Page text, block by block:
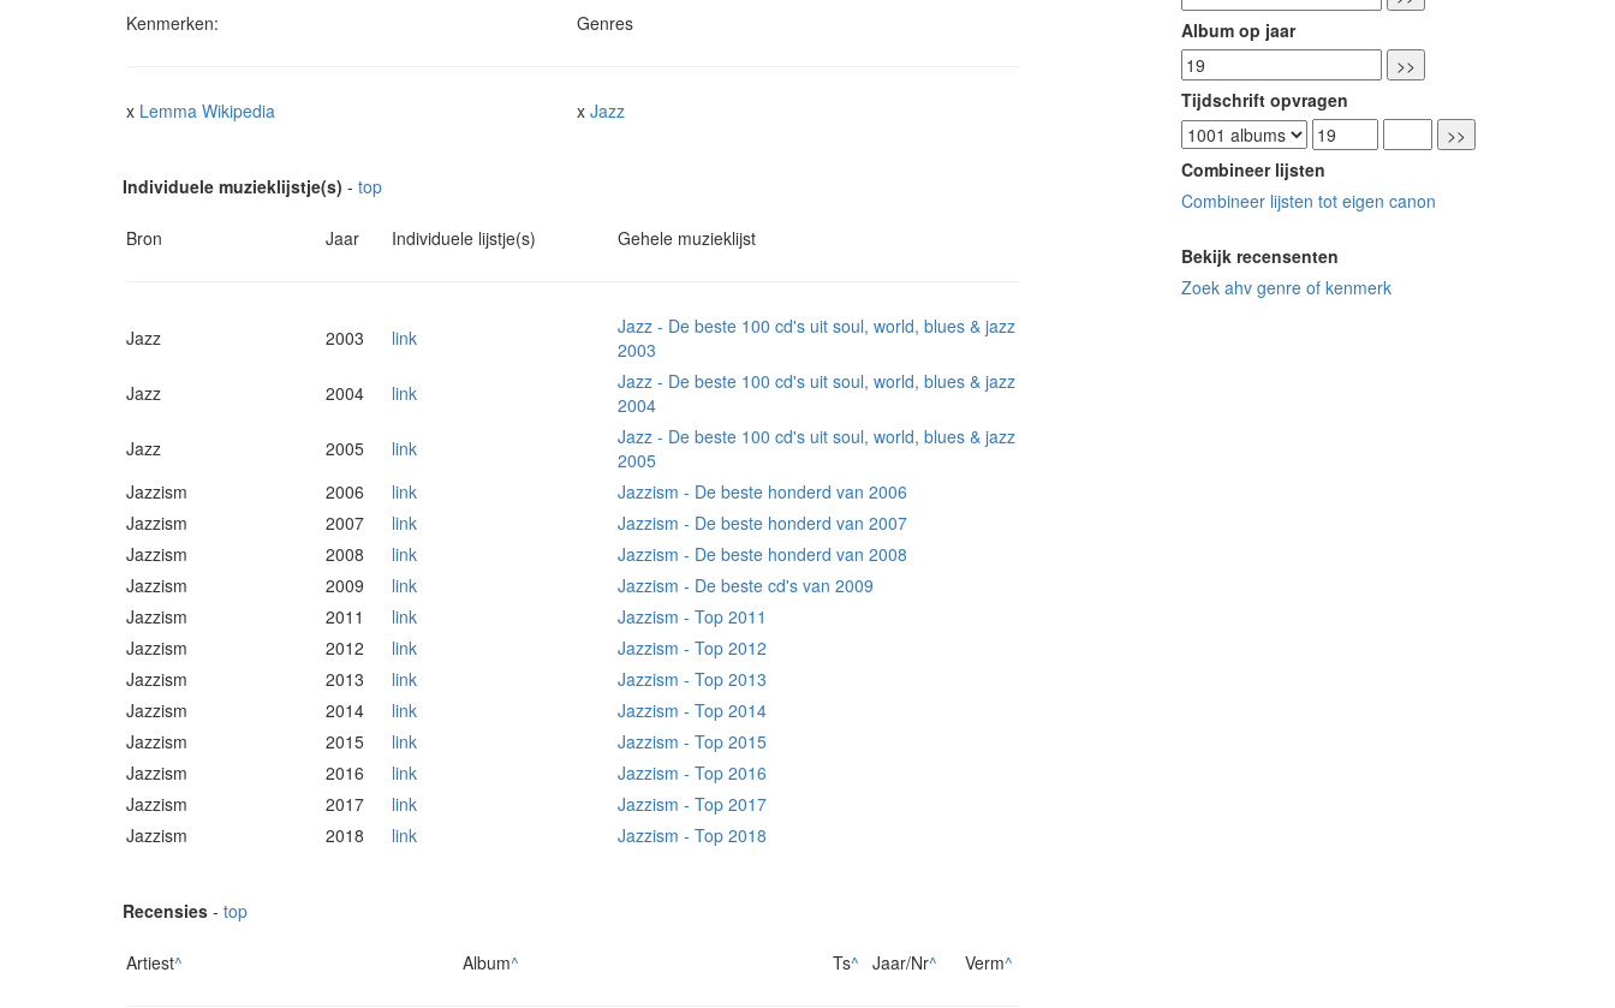
Kenmerken: Genres
x Lemma Wikipedia x Jazz
Individuele muzieklijstje(s) - top
Bron Jaar Individuele lijstje(s) Gehele muzieklijst
Jazz 2003 link
Jazz - De beste 100 cd's uit soul, world, blues & jazz
2003
Jazz
2004 link
Jazz - De beste 100 cd's uit soul, world, blues & jazz
2004
Jazz
2005 link
Jazz - De beste 100 cd's uit soul, world, blues & jazz
2005
Jazzism
2006 link
Jazzism - De beste honderd van 2006
Jazzism
2007 link
Jazzism - De beste honderd van 2007
Jazzism
2008 link
Jazzism - De beste honderd van 2008
Jazzism
2009 link
Jazzism - De beste cd's van 2009
Jazzism
2011 link
Jazzism - Top 2011
Jazzism
2012 link
Jazzism - Top 2012
Jazzism
2013 link
Jazzism - Top 2013
Jazzism
2014 link
Jazzism - Top 2014
Jazzism
2015 link
Jazzism - Top 2015
Jazzism
2016 link
Jazzism - Top 2016
Jazzism
2017 link
Jazzism - Top 2017
Jazzism
2018 link Jazzism - Top 2018
Recensies - top
Artiest^ Album^ Ts^ Jaar/Nr^ Verm^
Album op jaar
Tijdschrift opvragen
Combineer lijsten
Combineer lijsten tot eigen canon
Bekijk recensenten
Zoek ahv genre of kenmerk